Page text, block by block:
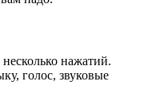
нажатий.
голос, звуковые